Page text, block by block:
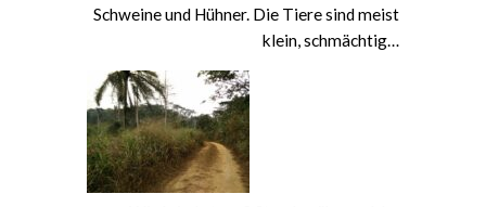
Schweine und Hühner. Die Tiere sind meist
klein, schmächtig…